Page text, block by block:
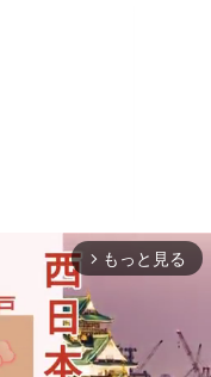
arrow_forward_ios もっと見る